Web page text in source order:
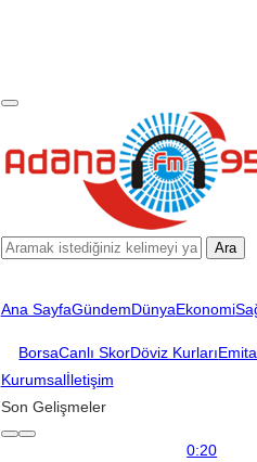
Ara
Ana SayfaGündemDünyaEkonomi
BorsaCanlı SkorDöviz KurlarıEmita
Kurumsalİletişim
Son Gelişmeler
0:20